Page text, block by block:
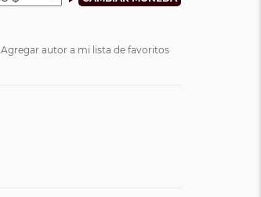
Agregar autor a mi lista de favoritos